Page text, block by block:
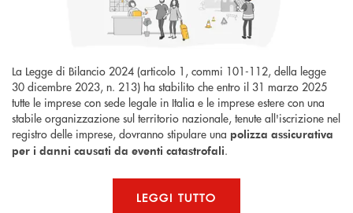
La Legge di Bilancio 2024 (articolo 1, commi 101-112, della legge
30 dicembre 2023, n. 213) ha stabilito che entro il 31 marzo 2025
tutte le imprese con sede legale in Italia e le imprese estere con una
stabile organizzazione sul territorio nazionale, tenute all'iscrizione nel
registro delle imprese, dovranno stipulare una polizza assicurativa
per i danni causati da eventi catastrofali.
LEGGI TUTTO